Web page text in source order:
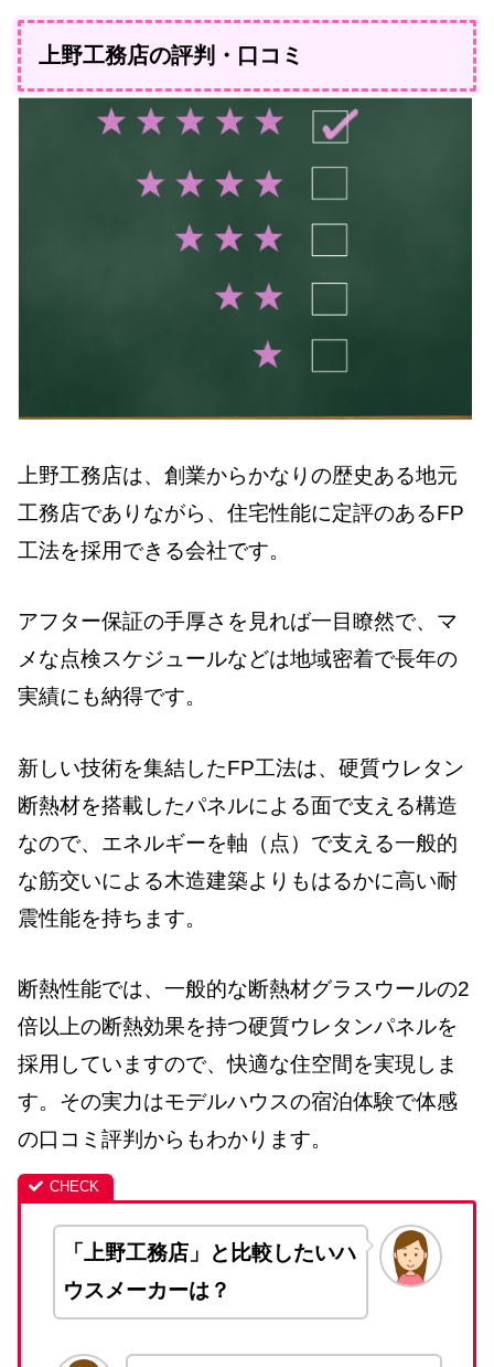
上野工務店の評判・口コミ
上野工務店は、創業からかなりの歴史ある地元
工務店でありながら、住宅性能に定評のあるFP
工法を採用できる会社です。
アフター保証の手厚さを見れば一目瞭然で、マ
メな点検スケジュールなどは地域密着で長年の
実績にも納得です。
新しい技術を集結したFP工法は、硬質ウレタン
断熱材を搭載したパネルによる面で支える構造
なので、エネルギーを軸（点）で支える一般的
な筋交いによる木造建築よりもはるかに高い耐
震性能を持ちます。
断熱性能では、一般的な断熱材グラスウールの2
倍以上の断熱効果を持つ硬質ウレタンパネルを
採用していますので、快適な住空間を実現しま
す。その実力はモデルハウスの宿泊体験で体感
の口コミ評判からもわかります。
「上野工務店」と比較したいハ
ウスメーカーは？